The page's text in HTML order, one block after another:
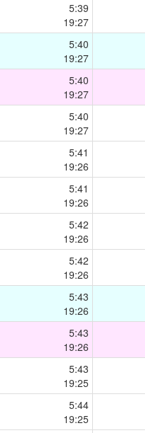
5:39
19:27
5:40
19:27
5:40
19:27
5:40
19:27
5:41
19:26
5:41
19:26
5:42
19:26
5:42
19:26
5:43
19:26
5:43
19:26
5:43
19:25
5:44
19:25